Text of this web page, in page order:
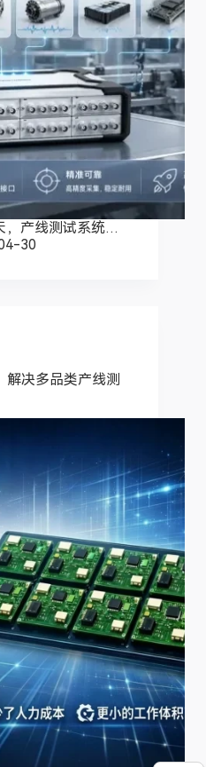
，产线测试系统…
30
解决多品类产线测